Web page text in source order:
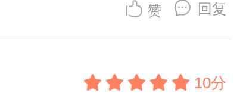
回复
赞
10分